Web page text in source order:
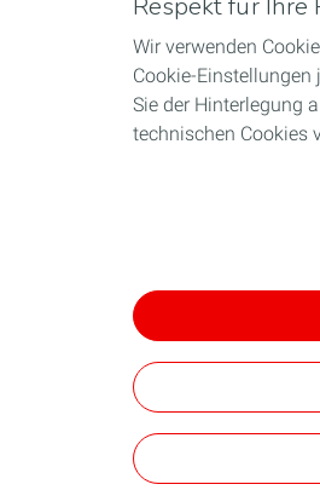
Respekt für Ihre
Wir verwenden
Cookie-Einstellungen
Sie der Hinterlegung
technischen Cookies
Auf die Charta zum